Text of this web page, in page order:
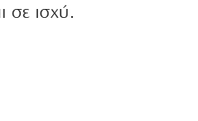
σε ισχύ.